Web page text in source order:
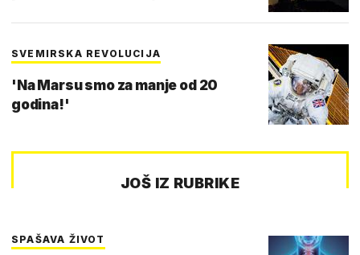
SVEMIRSKA REVOLUCIJA
'Na Marsu smo za manje od 20
godina!'
JOŠ IZ RUBRIKE
SPAŠAVA ŽIVOT